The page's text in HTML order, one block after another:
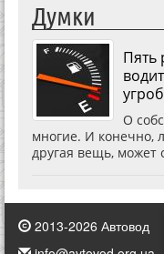
Думки
Пять
О
многие. И конечно,
другая вещь, может
2013-2026 Автовод